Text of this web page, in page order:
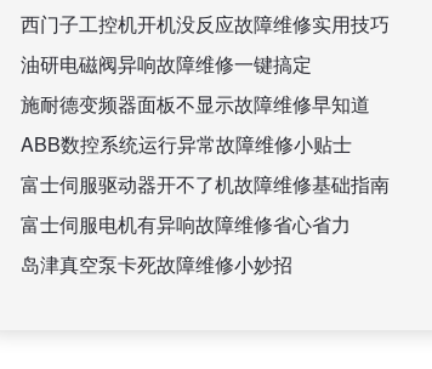
西门子工控机开机没反应故障维修实用技巧
油研电磁阀异响故障维修一键搞定
施耐德变频器面板不显示故障维修早知道
ABB数控系统运行异常故障维修小贴士
富士伺服驱动器开不了机故障维修基础指南
富士伺服电机有异响故障维修省心省力
岛津真空泵卡死故障维修小妙招